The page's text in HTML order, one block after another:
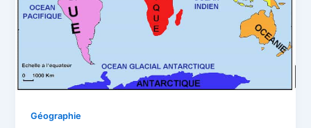
Géographie